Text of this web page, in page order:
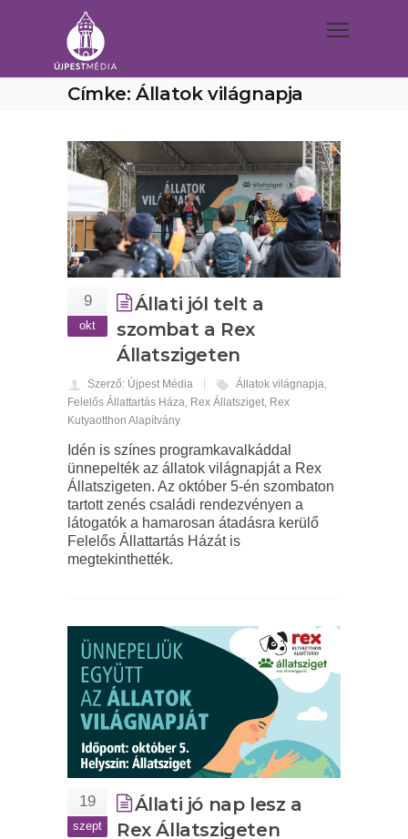
Címke: Állatok világnapja
9
okt
Állati jól telt a
szombat a Rex
Állatszigeten
Szerző: Újpest Média Állatok világnapja,
Felelős Állattartás Háza, Rex Állatsziget, Rex
Kutyaotthon Alapítvány
Idén is színes programkavalkáddal
ünnepelték az állatok világnapját a Rex
Állatszigeten. Az október 5-én szombaton
tartott zenés családi rendezvényen a
látogatók a hamarosan átadásra kerülő
Felelős Állattartás Házát is
megtekinthették.
19
szept
Állati jó nap lesz a
Rex Állatszigeten